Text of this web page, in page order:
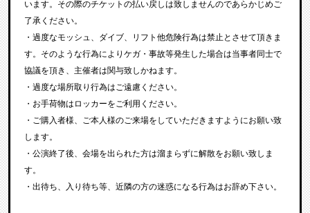
います。その際のチケットの払い戻しは致しませんのであらかじめご
了承ください。
・過度なモッシュ、ダイブ、リフト他危険行為は禁止とさせて頂きま
す。そのような行為によりケガ・事故等発生した場合は当事者同士で
協議を頂き、主催者は関与致しかねます。
・過度な場所取り行為はご遠慮ください。
・お手荷物はロッカーをご利用ください。
・ご購入者様、ご本人様のご来場をしていただきますようにお願い致
します。
・公演終了後、会場を出られた方は溜まらずに解散をお願い致しま
す。
・出待ち、入り待ち等、近隣の方の迷惑になる行為はお辞め下さい。